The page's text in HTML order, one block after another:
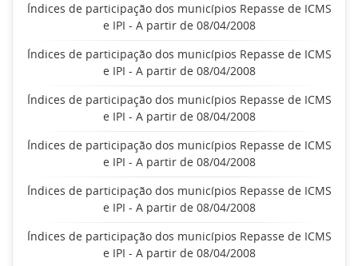
Índices de participação dos municípios Repasse de ICMS
e IPI - A partir de 08/04/2008
Índices de participação dos municípios Repasse de ICMS
e IPI - A partir de 08/04/2008
Índices de participação dos municípios Repasse de ICMS
e IPI - A partir de 08/04/2008
Índices de participação dos municípios Repasse de ICMS
e IPI - A partir de 08/04/2008
Índices de participação dos municípios Repasse de ICMS
e IPI - A partir de 08/04/2008
Índices de participação dos municípios Repasse de ICMS
e IPI - A partir de 08/04/2008